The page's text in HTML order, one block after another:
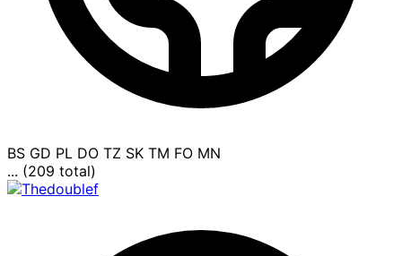
BS GD PL DO TZ SK TM FO MN
... (209 total)